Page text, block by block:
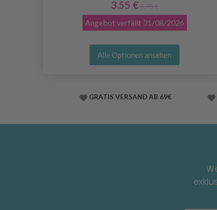
3.55 € 4.75 €
Angebot verfällt 31/08/2026
Alle Optionen ansehen
GRATIS VERSAND AB 69€